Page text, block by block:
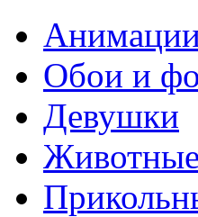
Обои и
Девушки
Животные